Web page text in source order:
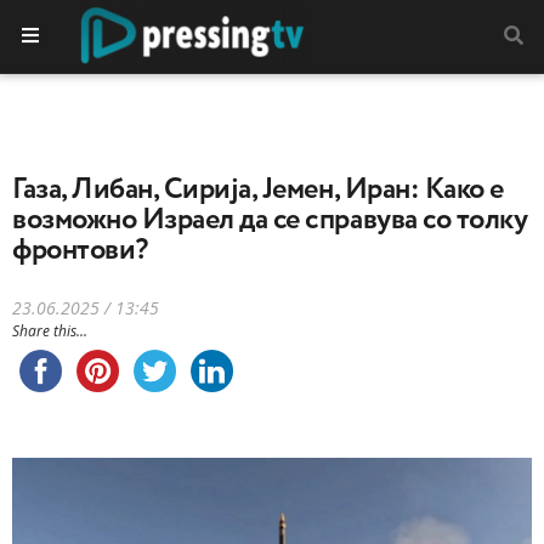
Газа, Либан, Сирија, Јемен, Иран: Како е
возможно Израел да се справува со толку
фронтови?
23.06.2025 / 13:45
Share this...